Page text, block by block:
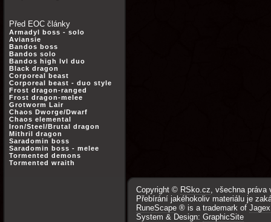
Před EOC články
Armadyl boss - solo
Aviansie
Bandos boss
Bandos solo
Bandos high lvl duo
Black dragon
Corporeal beast
Corporeal beast - duo style
Frost dragon-ranged
Frost dragon-melee
Grotworm Lair
Chaos Dworge/Dwarf
Chaos elemental
Iron/Steel/Brutal dragon
Mithril dragon
Saradomin boss
Saradomin boss - melee
Tormented demons
Tormented wraith
Copyright © RSko.cz, všechna práva
Přebírání jakéhokoliv materiálu je
RuneScape® is a trademark of Jagex
System & Design: GraphicSite